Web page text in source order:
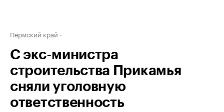
Пермский край
С экс-министра
строительства Прикамья
сняли уголовную
ответственность